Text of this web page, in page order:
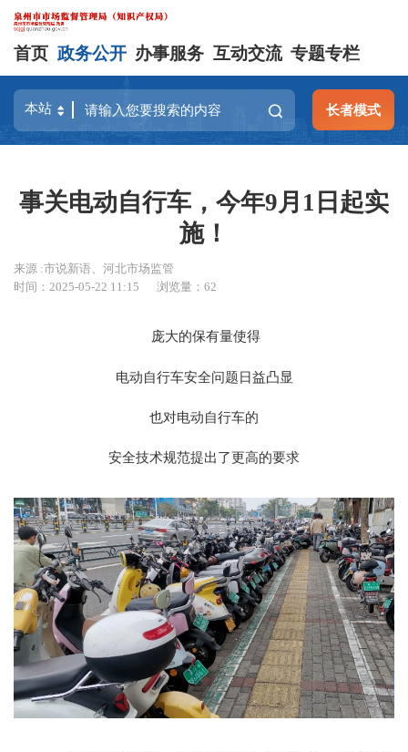
首页 政务公开 办事服务 互动交流 专题专栏
长者模式
事关电动自行车，今年9月1日起实
施！
来源 :市说新语、河北市场监管
时间：2025-05-22 11:15
浏览量：62
庞大的保有量使得
电动自行车安全问题日益凸显
也对电动自行车的
安全技术规范提出了更高的要求